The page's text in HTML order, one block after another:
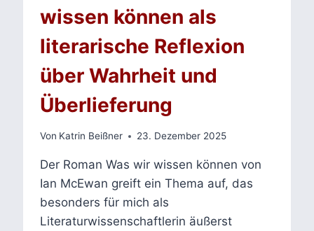
wissen können als
literarische Reflexion
über Wahrheit und
Überlieferung
Von Katrin Beißner 23. Dezember 2025
Der Roman Was wir wissen können von
Ian McEwan greift ein Thema auf, das
besonders für mich als
Literaturwissenschaftlerin äußerst